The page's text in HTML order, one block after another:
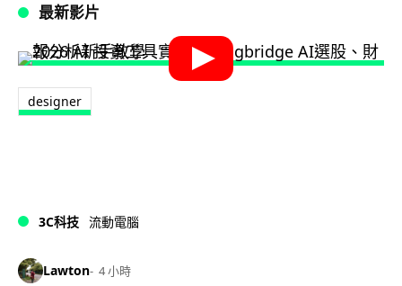
最新影片
designer
3C科技 流動電腦
Lawton 4 小時